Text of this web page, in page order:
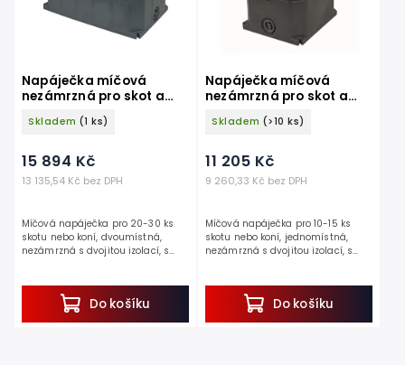
Napáječka míčová
nezámrzná pro skot a
koně KERBL 223600 DUO,
100l, dvoumístná
Skladem (1 ks)
13 135,54 Kč bez DPH
15 894 Kč
Do košíku
Míčová napáječka pro 20-30 ks
skotu nebo koní, dvoumístná,
nezámrzná s dvojitou izolací, s
Tuto napáječku Vám můžeme...
Napáječka míčová
nezámrzná pro skot a
koně KERBL 223610 UNO,
40l, jednomístná
Skladem (>10 ks)
9 260,33 Kč bez DPH
11 205 Kč
Do košíku
Míčová napáječka pro 10-15 ks
skotu nebo koní, jednomístná,
nezámrzná s dvojitou izolací, s
Tuto napáječku Vám můžeme